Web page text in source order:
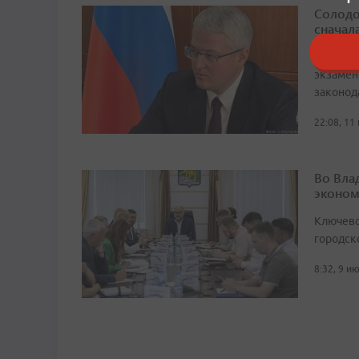
Одним
22:08, 11
Во
8:32, 9